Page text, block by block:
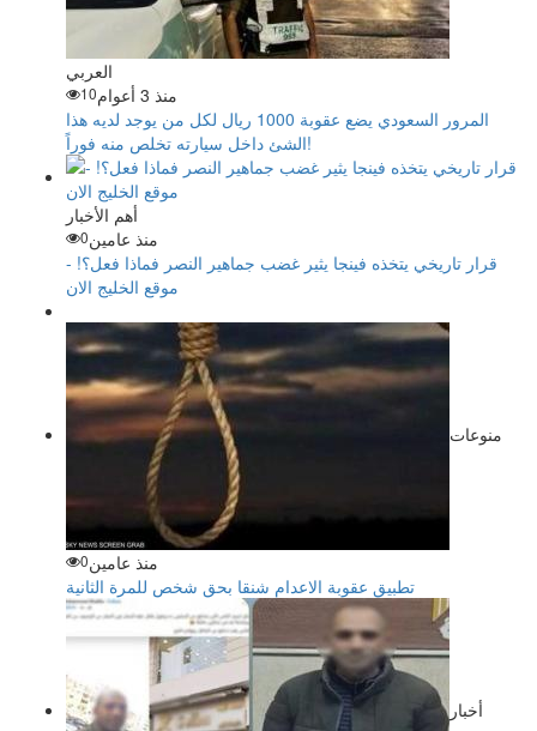
العربي
منذ 3 أعوام
10
المرور السعودي يضع عقوبة 1000 ريال لكل من يوجد لديه هذا
الشئ داخل سيارته تخلص منه فوراً!
أهم الأخبار
منذ عامين0
قرار تاريخي يتخذه فينجا يثير غضب جماهير النصر فماذا فعل؟! -
موقع الخليج الان
منوعات
منذ عامين0
تطبيق عقوبة الاعدام شنقا بحق شخص للمرة الثانية
أخبار